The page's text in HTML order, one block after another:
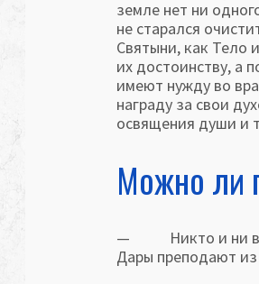
земле нет ни
не старал­ся
Святыни, как Тело
их достоинству, а
имеют нужду во
награду за свои
освящения души и
Можно ли
— Никто и ни в
Дары преподают